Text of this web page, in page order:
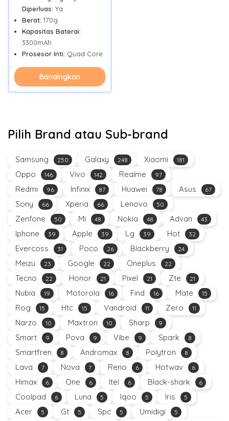
Diperluas: Ya
Berat: 170g
Kapasitas Baterai:
3300mAh
Prosesor Inti: Quad Core
Bandingkan
Pilih Brand atau Sub-brand
Samsung 250 Galaxy 248 Xiaomi 181
Oppo 146 Vivo 142 Realme 97
Redmi 96 Infinix 87 Huawei 78 Asus 67
Sony 66 Xperia 66 Lenovo 50
Zenfone 50 Mi 48 Nokia 48 Advan 43
Iphone 39 Apple 39 Lg 39 Hot 32
Evercoss 31 Poco 26 Blackberry 24
Meizu 23 Google 22 Oneplus 22
Tecno 22 Honor 21 Pixel 21 Zte 21
Nubia 19 Motorola 16 Find 16 Mate 15
Rog 15 Htc 15 Vandroid 11 Zero 11
Narzo 10 Maxtron 10 Sharp 9
Smart 9 Pova 9 Vibe 9 Spark 8
Smartfren 8 Andromax 8 Polytron 8
Lava 7 Nova 7 Reno 6 Hotwav 6
Himax 6 One 6 Itel 6 Black-shark 6
Coolpad 6 Luna 5 Iqoo 5 Iris 5
Acer 5 Gt 5 Spc 5 Umidigi 5